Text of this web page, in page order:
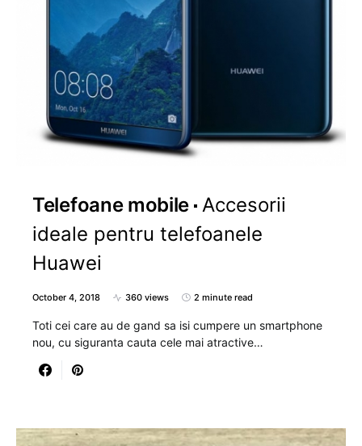
Telefoane mobile Accesorii
ideale pentru telefoanele
Huawei
October 4, 2018 360 views 2 minute read
Toti cei care au de gand sa isi cumpere un smartphone
nou, cu siguranta cauta cele mai atractive…